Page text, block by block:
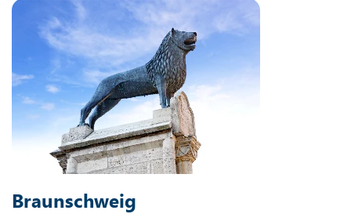
Braunschweig